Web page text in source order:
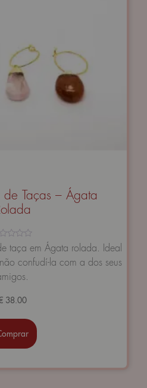
Taças – Ágata
taça em Ágata rolada. Ideal
confudí-la com a dos seus
38.00